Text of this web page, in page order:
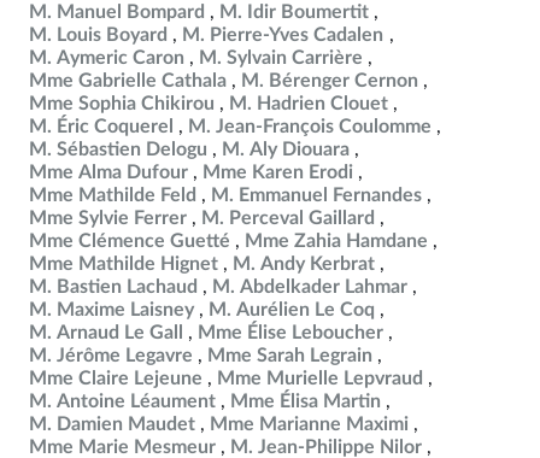
M. Manuel Bompard
M. Idir Boumertit
M. Louis Boyard
M. Pierre-Yves Cadalen
M. Aymeric Caron
M. Sylvain Carrière
Mme Gabrielle Cathala
M. Bérenger Cernon
Mme Sophia Chikirou
M. Hadrien Clouet
M. Éric Coquerel
M. Jean-François Coulomme
M. Sébastien Delogu
M. Aly Diouara
Mme Alma Dufour
Mme Karen Erodi
Mme Mathilde Feld
M. Emmanuel Fernandes
Mme Sylvie Ferrer
M. Perceval Gaillard
Mme Clémence Guetté
Mme Zahia Hamdane
Mme Mathilde Hignet
M. Andy Kerbrat
M. Bastien Lachaud
M. Abdelkader Lahmar
M. Maxime Laisney
M. Aurélien Le Coq
M. Arnaud Le Gall
Mme Élise Leboucher
M. Jérôme Legavre
Mme Sarah Legrain
Mme Claire Lejeune
Mme Murielle Lepvraud
M. Antoine Léaument
Mme Élisa Martin
M. Damien Maudet
Mme Marianne Maximi
Mme Marie Mesmeur
M. Jean-Philippe Nilor